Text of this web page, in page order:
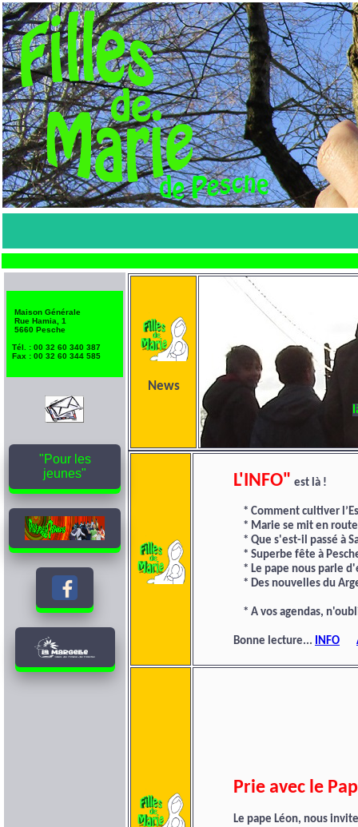
Maison Générale
Rue Hamia, 1
5660 Pesche
Tél. : 00 32 60 340 387
Fax : 00 32 60 344 585
"Pour les
jeunes"
News
L'INFO" est là !
* Comment cultiver
* Marie se mit en
* Que s'est-il passé à
* Superbe fête à
* Le pape nous parle
* Des nouvelles du
* A vos agendas,
Bonne lecture... INFO
Prie avec le
Le pape Léon, nous